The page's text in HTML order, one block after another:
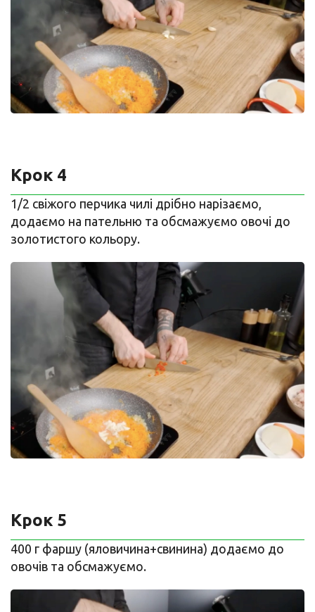
Крок 4
1/2 свіжого перчика чилі дрібно нарізаємо,
додаємо на пательню та обсмажуємо овочі до
золотистого кольору.
Крок 5
400 г фаршу (яловичина+свинина) додаємо до
овочів та обсмажуємо.